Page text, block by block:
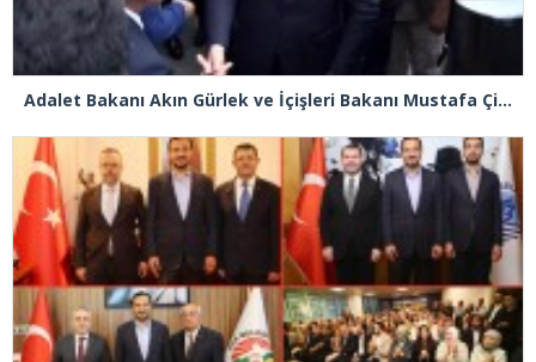
Adalet Bakanı Akın Gürlek ve İçişleri Bakanı Mustafa Çiftçi Esenyurt’ta